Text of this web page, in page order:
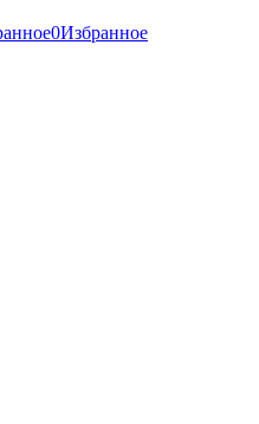
0Избранное